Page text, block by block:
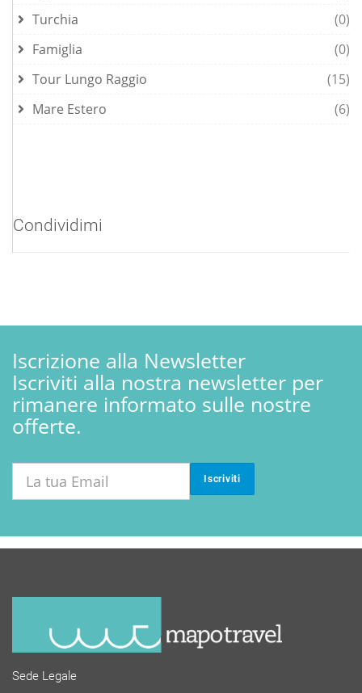
Turchia
(0)
Famiglia
(0)
Tour Lungo Raggio
(15)
Mare Estero
(6)
Condividimi
Iscrizione alla Newsletter
Iscriviti alla nostra newsletter per
rimanere informato sulle nostre
offerte.
Iscriviti
Sede Legale